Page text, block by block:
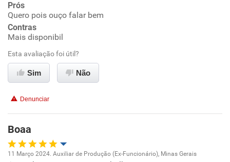
Ambiente de trabalho
Benefícios
Recomenda esta empresa
Recomenda a diretoria
Prós
Quero pois ouço falar bem
Contras
Mais disponibil
Esta avaliação foi útil?
Sim Não
Denunciar
Boaa
11 Março 2024. Auxiliar de Produção (Ex-Funcionário), Minas Gerais